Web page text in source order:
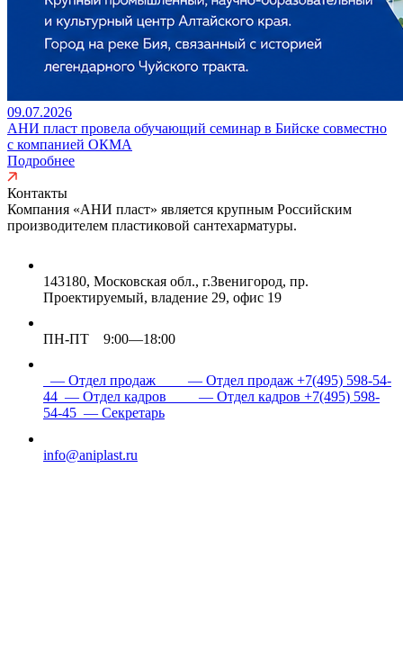
09.07.2026
АНИ пласт провела обучающий семинар в Бийске совместно
с компанией ОКМА
Подробнее
Контакты
Компания «АНИ пласт» является крупным Российским
производителем пластиковой сантехарматуры.
143180, Московская обл., г.Звенигород, пр.
Проектируемый, владение 29, офис 19
ПН-ПТ 9:00—18:00
— Отдел продаж — Отдел продаж +7(495) 598-54-
44 — Отдел кадров — Отдел кадров +7(495) 598-
54-45 — Секретарь
info@aniplast.ru